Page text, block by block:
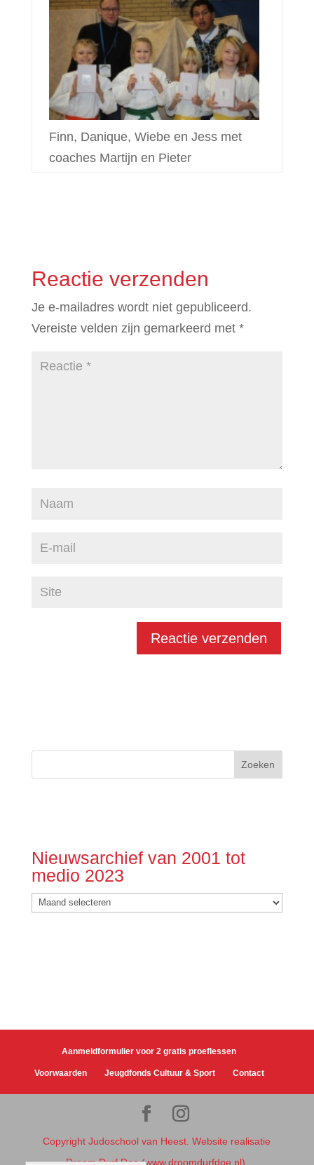
Finn, Danique, Wiebe en Jess met
coaches Martijn en Pieter
Reactie verzenden
Je e-mailadres wordt niet gepubliceerd.
Vereiste velden zijn gemarkeerd met *
Nieuwsarchief van 2001 tot
medio 2023
Nieuwsarchief
van
Aanmeldformulier voor 2 gratis proeflessen
Voorwaarden Jeugdfonds Cultuur & Sport Contact
Copyright Judoschool van Heest. Website realisatie
Droom Durf Doe (www.droomdurfdoe.nl).